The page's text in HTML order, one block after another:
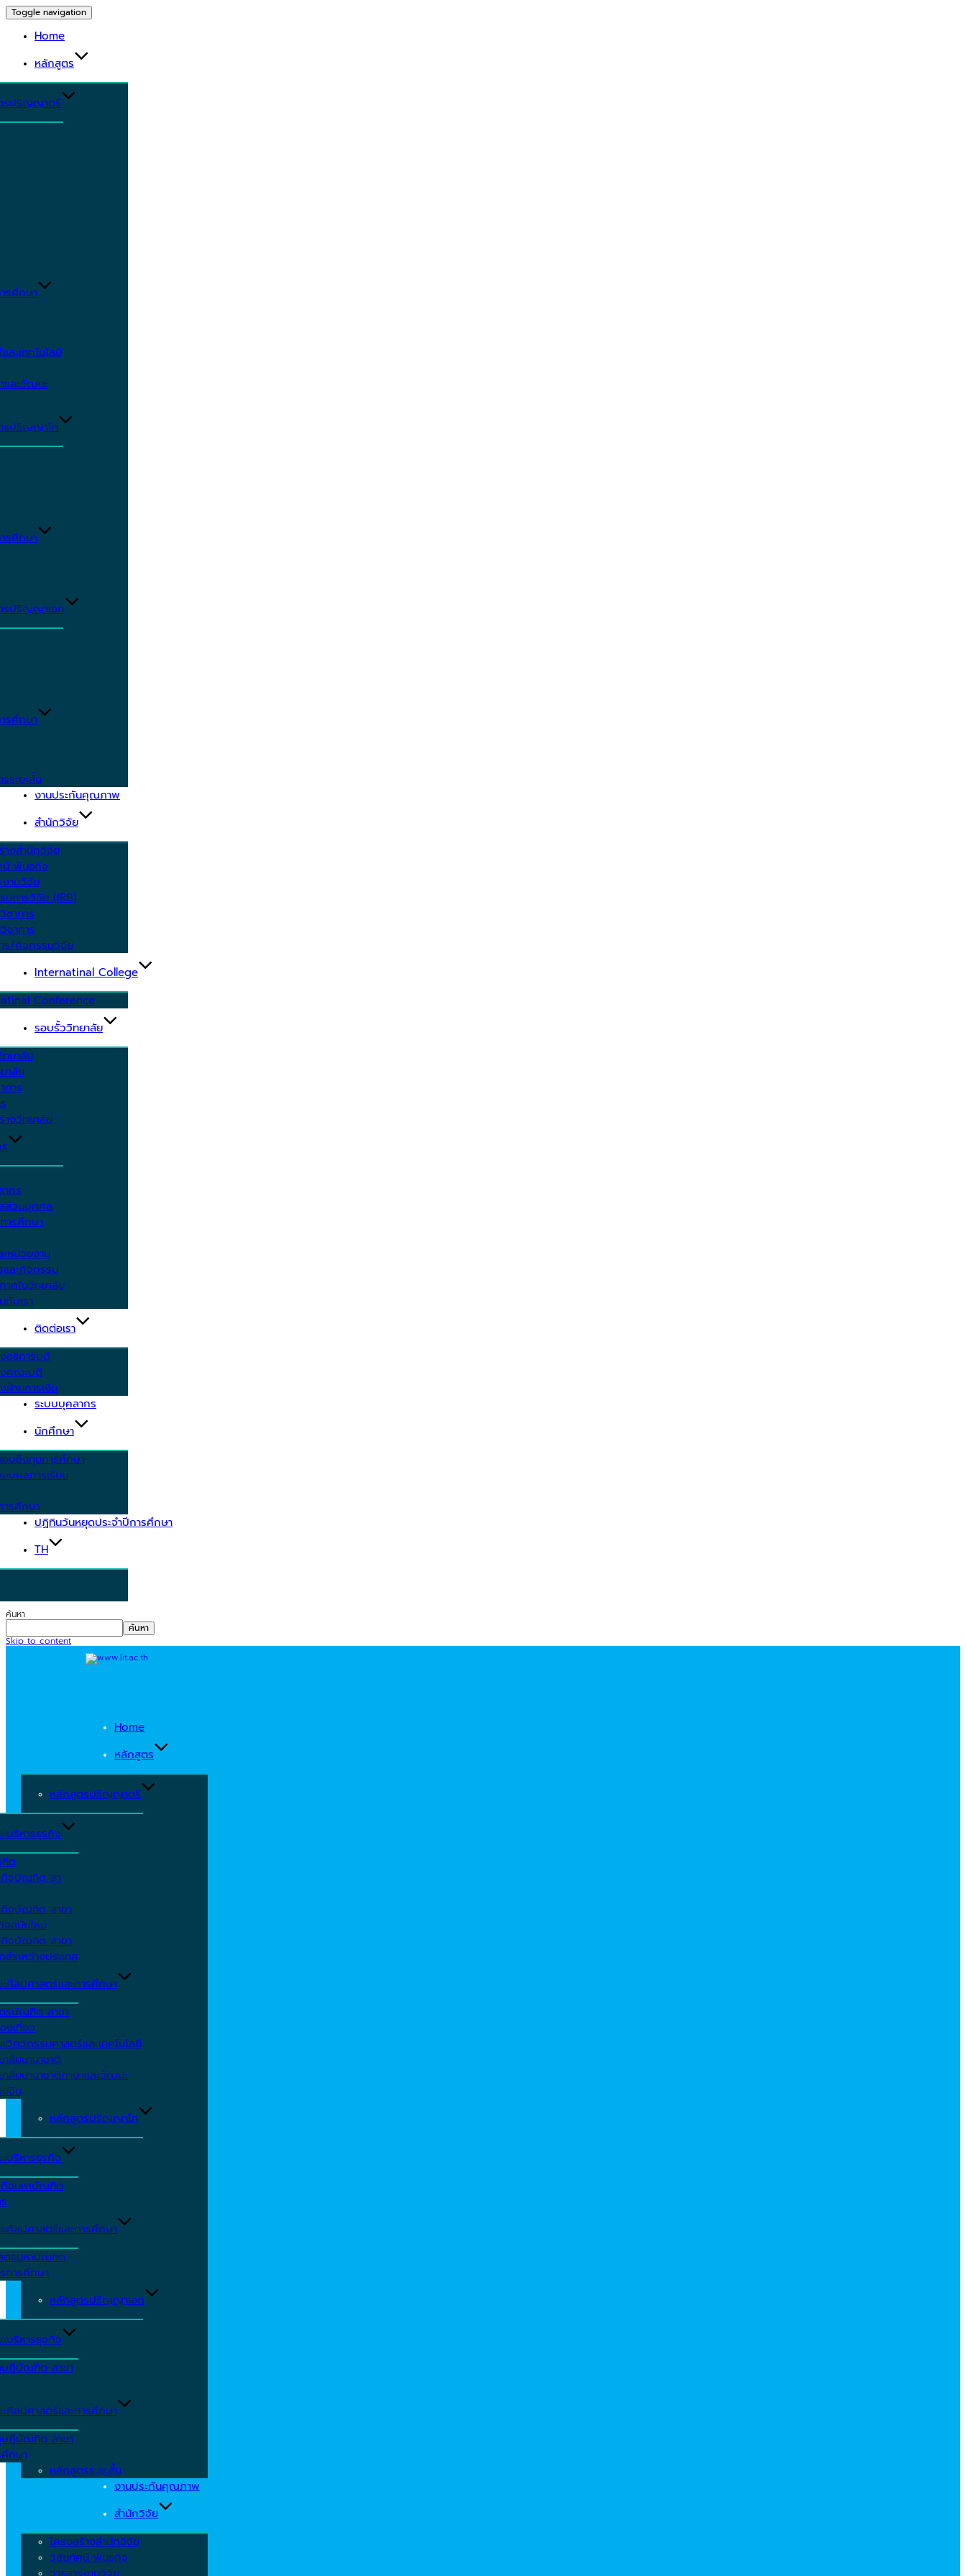
Toggle navigation
Home
หลักสูตร
รปริญญาตรี
รศึกษา
ะเทคโนโลยี
และวัฒนะ
รปริญญาโท
รศึกษา
รปริญญาเอก
รศึกษา
ระยะสั้น
งานประกันคุณภาพ
สำนักวิจัย
างสำนักวิจัย
น์ พันธกิจ
งานวิจัย
มการวิจัย (IRB)
ชาการ
ชาการ
ร/กิจกรรมวิจัย
Internatinal College
Conference
รอบรั้ววิทยาลัย
ทยาลัย
าลัย
การ
างวิทยาลัย
กร
ส่วนบุคคล
ารศึกษา
หน่วยงาน
และกิจกรรม
าศในวิทยาลัย
กับเรา
ติดต่อเรา
อธิการบดี
คณะบดี
ฝ่ายการเงิน
ระบบบุคลากร
นักศึกษา
บชิงทุนการศึกษา
บผลการเรียน
รศึกษา
ปฏิทินวันหยุดประจำปีการศึกษา
TH
ค้นหา
ค้นหา
Skip to content
Home
หลักสูตร
หลักสูตรปริญญาตรี
บริหารธุรกิจ
ต
กิจบัณฑิต สา
จบัณฑิต สาขา
จสมัยใหม่
จบัณฑิต สาขา
ระหว่างประเทศ
ศิลปศาสตร์และการศึกษา
รบัณฑิต สาขา
งเที่ยว
วิศวกรรมศาสตร์และเทคโนโลยี
ลัยนานาชาติ
ลัยนานาชาติภาษาและวัฒนะ
มจีน
หลักสูตรปริญญาโท
บริหารธุรกิจ
กิจมหาบัณฑิต
ศิลปศาสตร์และการศึกษา
ตรมหาบัณฑิต
การศึกษา
หลักสูตรปริญญาเอก
บริหารธุจกิจ
ฎีบัณฑิต สาขา
ศิลปศาสตร์และการศึกษา
ฎีบัณฑิต สาขา
ศึกษา
หลักสูตรระยะสั้น
งานประกันคุณภาพ
สำนักวิจัย
โครงสร้างสำนักวิจัย
วิสัยทัศน์ พันธกิจ